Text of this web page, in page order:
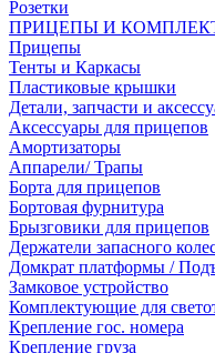
Розетки
ПРИЦЕПЫ И
Прицепы
Тенты и Каркасы
Пластиковые крышки
Детали, запчасти и
Аксессуары для прицепов
Амортизаторы
Аппарели/ Трапы
Борта для прицепов
Бортовая фурнитура
Брызговики для прицепов
Держатели запасного
Домкрат платформы /
Замковое устройство
Комплектующие для
Крепление гос. номера
Крепление груза